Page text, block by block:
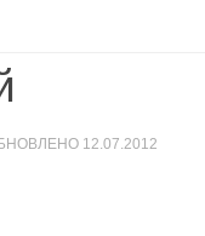
12.07.2012